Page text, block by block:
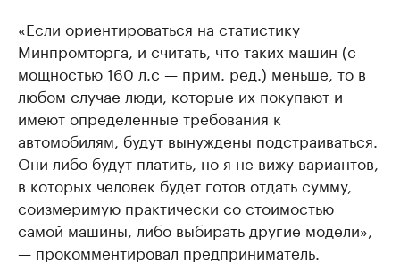
«Если ориентироваться на статистику
Минпромторга, и считать, что таких машин (с
мощностью 160 л.с — прим. ред.) меньше, то в
любом случае люди, которые их покупают и
имеют определенные требования к
автомобилям, будут вынуждены подстраиваться.
Они либо будут платить, но я не вижу вариантов,
в которых человек будет готов отдать сумму,
соизмеримую практически со стоимостью
самой машины, либо выбирать другие модели»,
— прокомментировал предприниматель.